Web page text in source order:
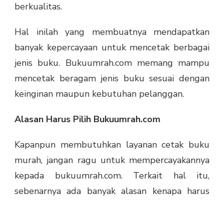
berkualitas.
Hal inilah yang membuatnya mendapatkan
banyak kepercayaan untuk mencetak berbagai
jenis buku. Bukuumrah.com memang mampu
mencetak beragam jenis buku sesuai dengan
keinginan maupun kebutuhan pelanggan.
Alasan Harus Pilih Bukuumrah.com
Kapanpun membutuhkan layanan cetak buku
murah, jangan ragu untuk mempercayakannya
kepada bukuumrah.com. Terkait hal itu,
sebenarnya ada banyak alasan kenapa harus